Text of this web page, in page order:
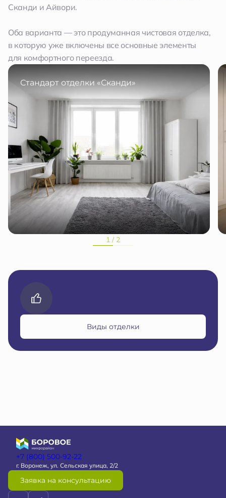
Сканди и Айвори.
Оба варианта — это продуманная чистовая отделка,
в которую уже включены все основные элементы
для комфортного переезда.
Стандарт отделки «Сканди»
1 / 2
Виды отделки
+7 (800) 500-92-22
г. Воронеж, ул. Сельская улица, 2/2
Заявка на консультацию